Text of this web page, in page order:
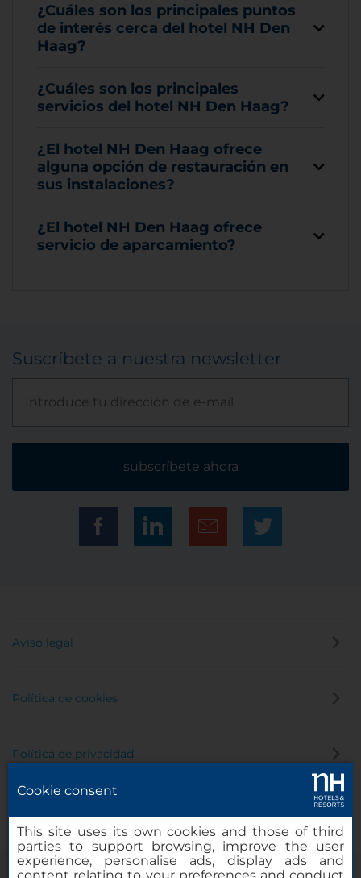
¿Cuáles son los principales puntos
de interés cerca del hotel NH Den
Haag?
¿Cuáles son los principales
servicios del hotel NH Den Haag?
¿El hotel NH Den Haag ofrece
alguna opción de restauración en
sus instalaciones?
¿El hotel NH Den Haag ofrece
servicio de aparcamiento?
Suscríbete a nuestra newsletter
subscríbete ahora
Aviso legal
Política de cookies
Política de privacidad
Cookie consent
This site uses its own cookies and those of third
parties to support browsing, improve the user
experience, personalise ads, display ads and